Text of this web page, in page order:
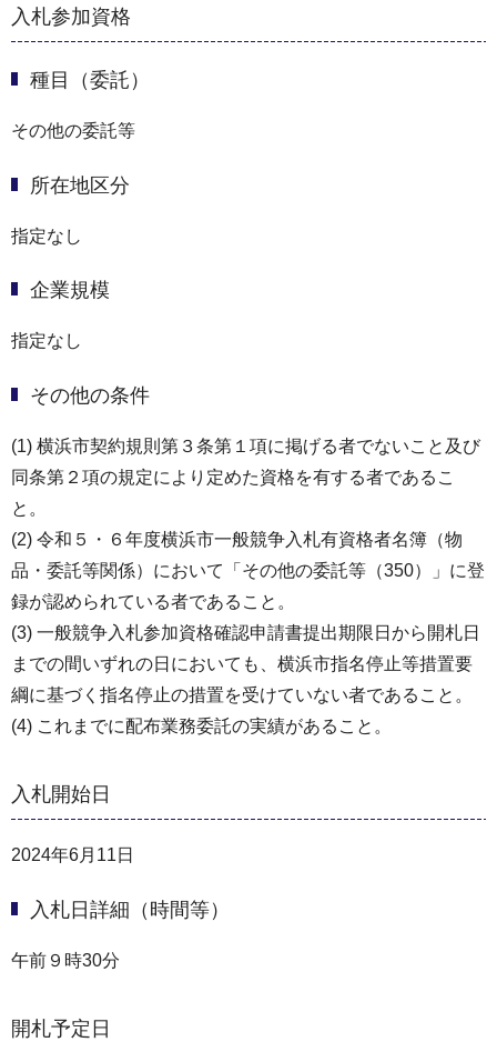
入札参加資格
種目（委託）
その他の委託等
所在地区分
指定なし
企業規模
指定なし
その他の条件
(1) 横浜市契約規則第３条第１項に掲げる者でないこと及び
同条第２項の規定により定めた資格を有する者であるこ
と。
(2) 令和５・６年度横浜市一般競争入札有資格者名簿（物
品・委託等関係）において「その他の委託等（350）」に登
録が認められている者であること。
(3) 一般競争入札参加資格確認申請書提出期限日から開札日
までの間いずれの日においても、横浜市指名停止等措置要
綱に基づく指名停止の措置を受けていない者であること。
(4) これまでに配布業務委託の実績があること。
入札開始日
2024年6月11日
入札日詳細（時間等）
午前９時30分
開札予定日